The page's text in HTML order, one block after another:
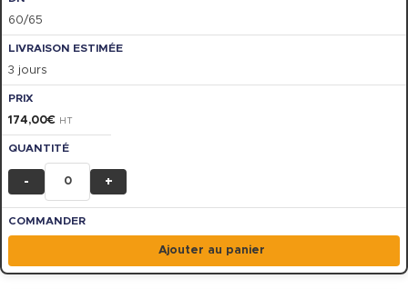
60/65
3 jours
174,00€ HT
- +
Ajouter au panier